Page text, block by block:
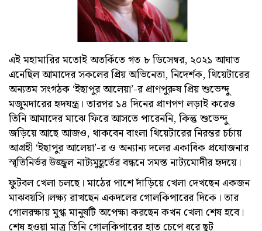
এই মহামারির মতোই অতর্কিতে গত ৮ ডিসেম্বর, ২০২১ আঘাত
এনেছিল আমাদের সকলের প্রিয় অভিনেতা, নিদের্শক, থিয়েটারের
অন্যতম সংগঠক ‘ইছাপুর আলেয়া’-র প্রাণপুরুষ প্রিয় শুভেন্দু
মজুমদারের হৃদযন্ত্র। তারপর ১৪ দিনের প্রাণপণ লড়াই করেও
তিনি আমাদের মাঝে ফিরে আসতে পারেননি, কিন্তু শুভেন্দু
জড়িয়ে আছে আজ‌ও, থাকবেন বাংলা থিয়েটারের নিরন্তর চর্চায়
আগ্রহী ‘ইছাপুর আলেয়া’-র ও অন্যান্য দলের একাধিক প্রযোজনার
স্মৃতিনির্ভর উজ্জ্বল নাট্যমুহূর্তের বন্ধনে সমস্ত নাট্যমোদীর হৃদয়ে।
ফুটবল খেলা চলছে। মাঠের পাশে দাঁড়িয়ে খেলা দেখছেন একজন
মাঝবয়সি‌।লক্ষ্য রাখছেন একদলের গোলকিপারের দিকে। তার
গোলরক্ষায় মুগ্ধ মানুষটি অপেক্ষা করছেন কখন খেলা শেষ হবে।
শেষ হওয়া মাত্র তিনি গোলকিপারের হাত চেপে ধরে ছুট